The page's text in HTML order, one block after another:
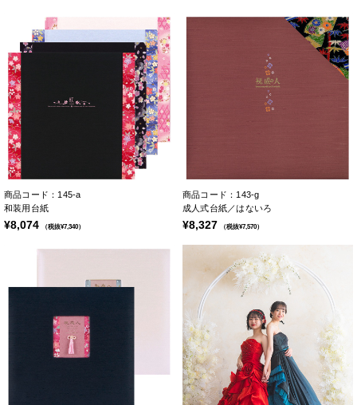
商品コード：145-a
和装用台紙
¥8,074 （税抜¥7,340）
商品コード：143-g
成人式台紙／はないろ
¥8,327 （税抜¥7,570）